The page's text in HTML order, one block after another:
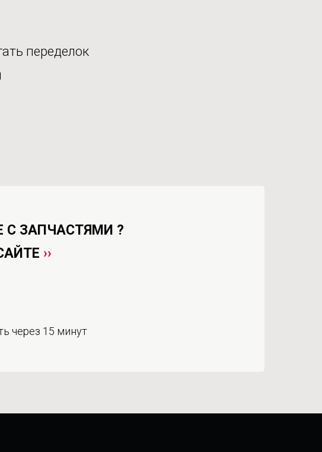
переделок
С ЗАПЧАСТЯМИ ?
››
через 15 минут